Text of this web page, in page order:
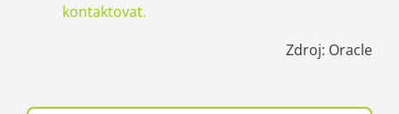
kontaktovat.
Zdroj: Oracle